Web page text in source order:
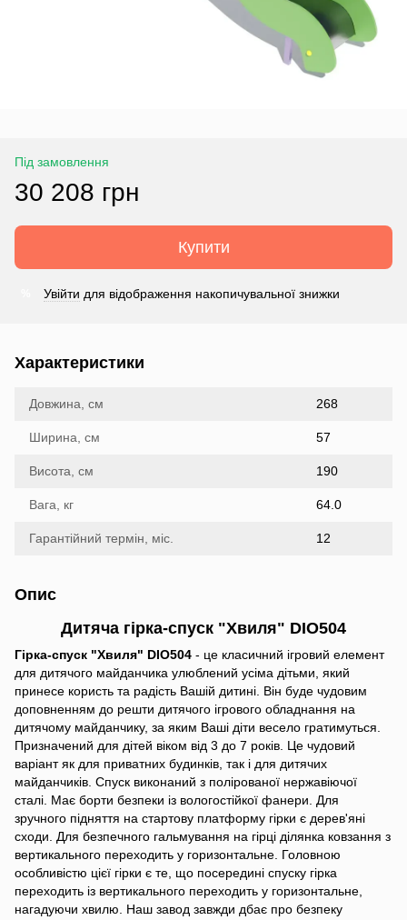
Під замовлення
30 208 грн
Купити
Увійти для відображення накопичувальної знижки
Характеристики
Довжина, см 268
Ширина, см 57
Висота, см 190
Вага, кг 64.0
Гарантійний термін, міс. 12
Опис
Дитяча гірка-спуск "Хвиля" DIO504
Гірка-спуск "Хвиля" DIO504 - це класичний ігровий елемент
для дитячого майданчика улюблений усіма дітьми, який
принесе користь та радість Вашій дитині. Він буде чудовим
доповненням до решти дитячого ігрового обладнання на
дитячому майданчику, за яким Ваші діти весело гратимуться.
Призначений для дітей віком від 3 до 7 років. Це чудовий
варіант як для приватних будинків, так і для дитячих
майданчиків. Спуск виконаний з полірованої нержавіючої
сталі. Має борти безпеки із вологостійкої фанери. Для
зручного підняття на стартову платформу гірки є дерев'яні
сходи. Для безпечного гальмування на гірці ділянка ковзання з
вертикального переходить у горизонтальне. Головною
особливістю цієї гірки є те, що посередині спуску гірка
переходить із вертикального переходить у горизонтальне,
нагадуючи хвилю. Наш завод завжди дбає про безпеку